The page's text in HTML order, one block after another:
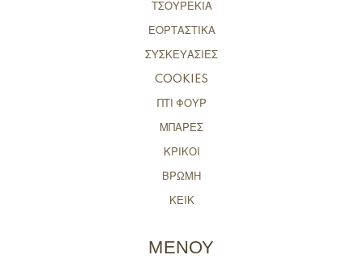
ΤΣΟΥΡΕΚΙΑ
ΕΟΡΤΑΣΤΙΚΑ
ΣΥΣΚΕΥΑΣΙΕΣ
COOKIES
ΠΤΙ ΦΟΥΡ
ΜΠΑΡΕΣ
ΚΡΙΚΟΙ
ΒΡΩΜΗ
ΚΕΙΚ
ΜΕΝΟΥ